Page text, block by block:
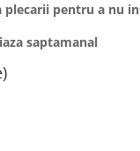
plecarii pentru a nu
saptamanal